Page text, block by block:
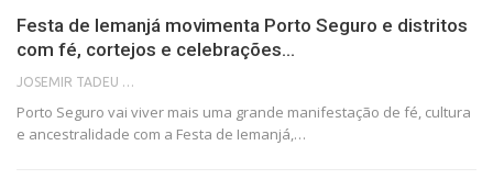
Festa de Iemanjá movimenta Porto Seguro e distritos
com fé, cortejos e celebrações…
JOSEMIR TADEU FONSECA
Porto Seguro vai viver mais uma grande manifestação de fé, cultura
e ancestralidade com a Festa de Iemanjá,…